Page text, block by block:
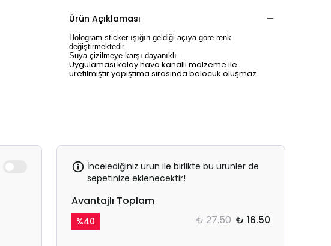
Ürün Açıklaması
Hologram sticker ışığın geldiği açıya göre renk
değiştirmektedir.
Suya çizilmeye karşı dayanıklı.
Uygulaması kolay hava kanallı malzeme ile
üretilmiştir yapıştıma sırasında balocuk oluşmaz.
İncelediğiniz ürün ile birlikte bu ürünler de
sepetinize eklenecektir!
Avantajlı Toplam
%40 ₺ 27.50 ₺ 16.50